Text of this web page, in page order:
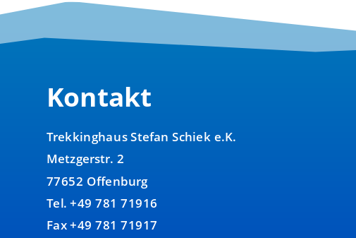
Kontakt
Trekkinghaus Stefan Schiek e.K.
Metzgerstr. 2
77652 Offenburg
Tel. +49 781 71916
Fax +49 781 71917